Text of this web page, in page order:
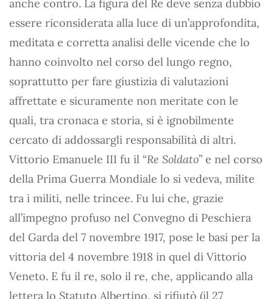
anche contro. La figura del Re deve senza dubbio
essere riconsiderata alla luce di un’approfondita,
meditata e corretta analisi delle vicende che lo
hanno coinvolto nel corso del lungo regno,
soprattutto per fare giustizia di valutazioni
affrettate e sicuramente non meritate con le
quali, tra cronaca e storia, si è ignobilmente
cercato di addossargli responsabilità di altri.
Vittorio Emanuele III fu il “Re Soldato” e nel corso
della Prima Guerra Mondiale lo si vedeva, milite
tra i militi, nelle trincee. Fu lui che, grazie
all’impegno profuso nel Convegno di Peschiera
del Garda del 7 novembre 1917, pose le basi per la
vittoria del 4 novembre 1918 in quel di Vittorio
Veneto. E fu il re, solo il re, che, applicando alla
lettera lo Statuto Albertino, si rifiutò (il 27